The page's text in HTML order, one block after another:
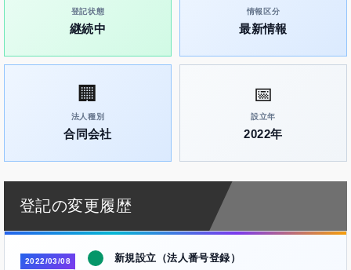
登記状態
継続中
情報区分
最新情報
🏢
法人種別
合同会社
📅
設立年
2022年
登記の変更履歴
2022/03/08 新規設立（法人番号登録）